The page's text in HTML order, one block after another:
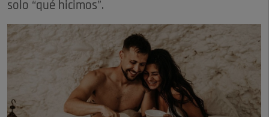
solo “qué hicimos”.